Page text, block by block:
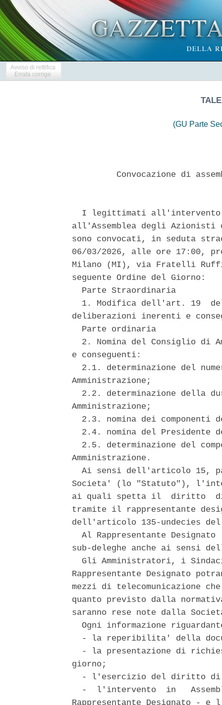
Avviso di rettifica
Errata corrige
(GU Parte
Convocazione di
I legittimati
all'Assemblea degli
sono convocati, in seduta
06/03/2026, alle ore 17:00,
Milano (MI), via Fratelli
seguente Ordine del Giorno:
  Parte Straordinaria
1. Modifica dell'art. 19
deliberazioni inerenti e
  Parte ordinaria
2. Nomina del Consiglio di
e conseguenti:
2.1. determinazione del
Amministrazione;
2.2. determinazione della
Amministrazione;
2.3. nomina dei componenti
2.4. nomina del Presidente
2.5. determinazione del
Amministrazione.
Ai sensi dell'articolo 15,
Societa' (lo "Statuto"),
ai quali spetta il  diritto  di
tramite il rappresentante
dell'articolo 135-undecies
Al Rappresentante Designato
sub-deleghe anche ai sensi
Gli Amministratori, i
Rappresentante Designato
mezzi di telecomunicazione
quanto previsto dalla
saranno rese note dalla
Ogni informazione
- la reperibilita' della
- la presentazione di
giorno;
- l'esercizio del diritto
-  l'intervento  in
Rappresentante Designato